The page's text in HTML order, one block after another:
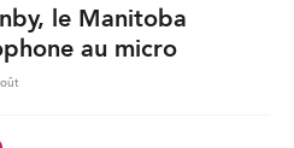
le Manitoba
au micro